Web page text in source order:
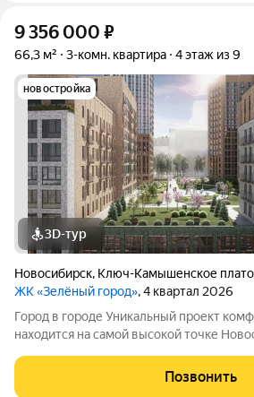
9 356 000 ₽
66,3 м² 3-комн. квартира 4 этаж из 9
новостройка
3D-тур
Новосибирск, Ключ-Камышенское плато
ЖК «Зелёный город», 4 квартал 2026
Город в городе Уникальный проект
находится на самой высокой точке
вытянутой руки и панорамные виды.
общественных пространств
Позвонить